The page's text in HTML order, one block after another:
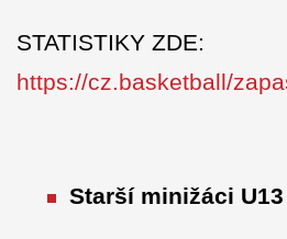
STATISTIKY ZDE:
https://cz.basketball/
Starší minižáci U13